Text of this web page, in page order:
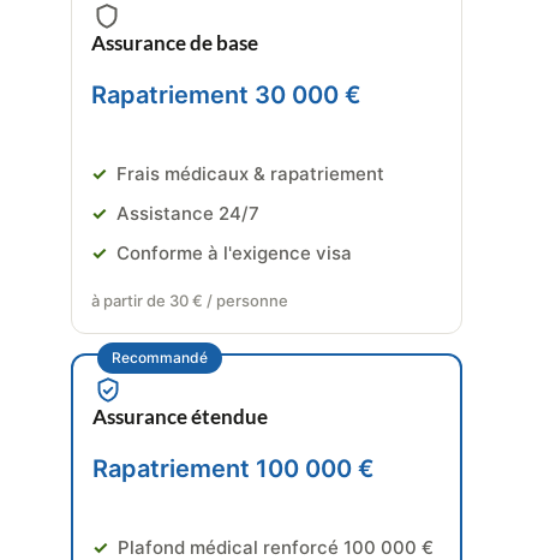
Assurance de base
Rapatriement 30 000 €
✓ Frais médicaux & rapatriement
✓ Assistance 24/7
✓ Conforme à l'exigence visa
à partir de 30 € / personne
Recommandé
Assurance étendue
Rapatriement 100 000 €
✓ Plafond médical renforcé 100 000 €